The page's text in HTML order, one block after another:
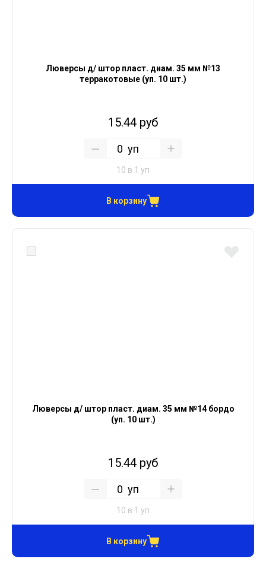
Люверсы д/ штор пласт. диам. 35 мм №13
терракотовые (уп. 10 шт.)
15.44 руб
уп
10 в 1 уп
В корзину
Люверсы д/ штор пласт. диам. 35 мм №14 бордо
(уп. 10 шт.)
15.44 руб
уп
10 в 1 уп
В корзину